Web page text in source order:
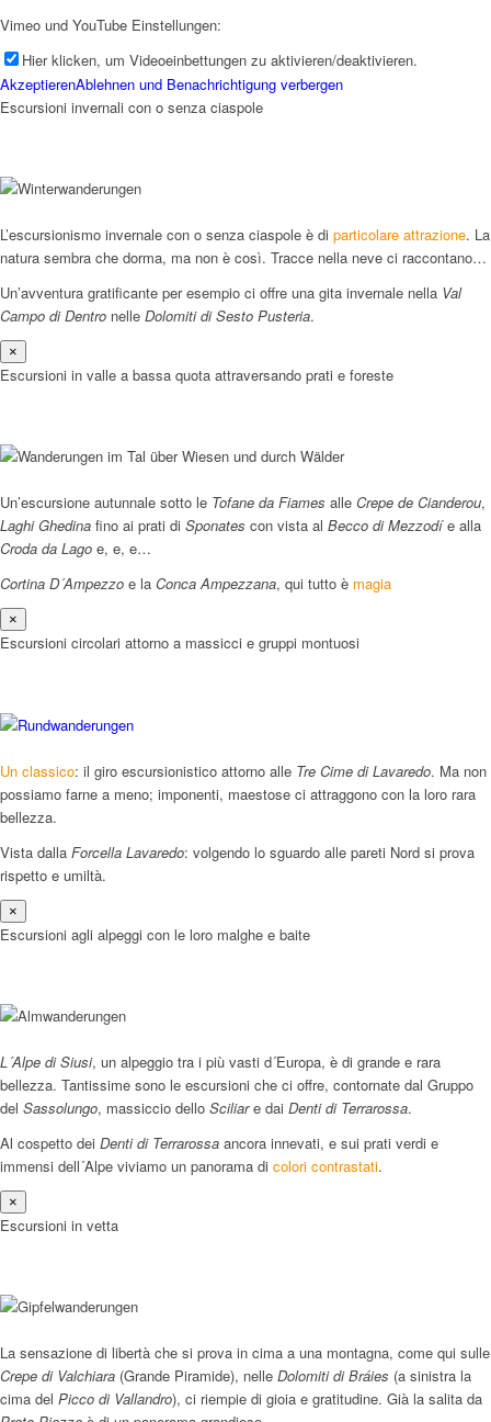
Vimeo und YouTube Einstellungen:
Hier klicken, um Videoeinbettungen zu aktivieren/deaktivieren.
AkzeptierenAblehnen und Benachrichtigung verbergen
Escursioni invernali con o senza ciaspole
L’escursionismo invernale con o senza ciaspole è di particolare attrazione. La
natura sembra che dorma, ma non è così. Tracce nella neve ci raccontano…
Un’avventura gratificante per esempio ci offre una gita invernale nella Val
Campo di Dentro nelle Dolomiti di Sesto Pusteria.
×
Escursioni in valle a bassa quota attraversando prati e foreste
Un’escursione autunnale sotto le Tofane da Fiames alle Crepe de Cianderou,
Laghi Ghedina fino ai prati di Sponates con vista al Becco di Mezzodíe alla
Croda da Lago e, e, e…
Cortina D´Ampezzo e la Conca Ampezzana, qui tutto è magia
×
Escursioni circolari attorno a massicci e gruppi montuosi
Un classico: il giro escursionistico attorno alle Tre Cime di Lavaredo. Ma non
possiamo farne a meno; imponenti, maestose ci attraggono con la loro rara
bellezza.
Vista dalla Forcella Lavaredo: volgendo lo sguardo alle pareti Nord si prova
rispetto e umiltà.
×
Escursioni agli alpeggi con le loro malghe e baite
L´Alpe di Siusi, un alpeggio tra i più vasti d´Europa, è di grande e rara
bellezza. Tantissime sono le escursioni che ci offre, contornate dal Gruppo
del Sassolungo, massiccio dello Sciliare dai Denti di Terrarossa.
Al cospetto dei Denti di Terrarossa ancora innevati, e sui prati verdi e
immensi dell´Alpe viviamo un panorama di colori contrastati.
×
Escursioni in vetta
La sensazione di libertà che si prova in cima a una montagna, come qui sulle
Crepe di Valchiara (Grande Piramide), nelle Dolomiti di Bráies (a sinistra la
cima del Picco di Vallandro), ci riempie di gioia e gratitudine. Già la salita da